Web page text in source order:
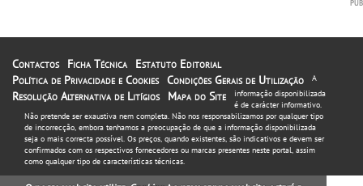
Contactos Ficha Técnica
Estatuto Editorial
Política de Privacidade e Cookies Condições Gerais de Utilização
Resolução Alternativa de Litígios
Mapa do Site
A
informação disponibilizada
é de carácter informativo.
Não pretende ser exaustiva nem completa. Não nos responsabilizamos por qualquer tipo
de incorrecção, embora tenhamos a preocupação de que a informação disponibilizada
seja o mais correcta possível. Os preços, quando existentes, são indicativos e devem ser
confirmados com os respectivos fornecedores ou marcas presentes neste portal, assim
como qualquer tipo de características técnicas.